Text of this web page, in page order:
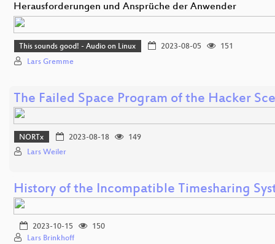
Herausforderungen und Ansprüche der Anwender
This sounds good! - Audio on Linux 2023-08-05
151
Lars Gremme
The Failed Space Program of the Hacker
NORTx 2023-08-18
149
Lars Weiler
History of the Incompatible Timesharing
2023-10-15
150
Lars Brinkhoff